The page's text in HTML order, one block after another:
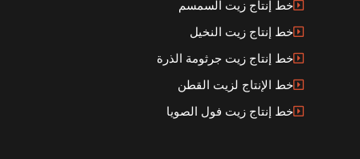
خط إنتاج زيت السمسم
خط إنتاج زيت النخيل
خط إنتاج زيت جرثومة الذرة
خط الإنتاج لزيت القطن
خط إنتاج زيت فول الصويا